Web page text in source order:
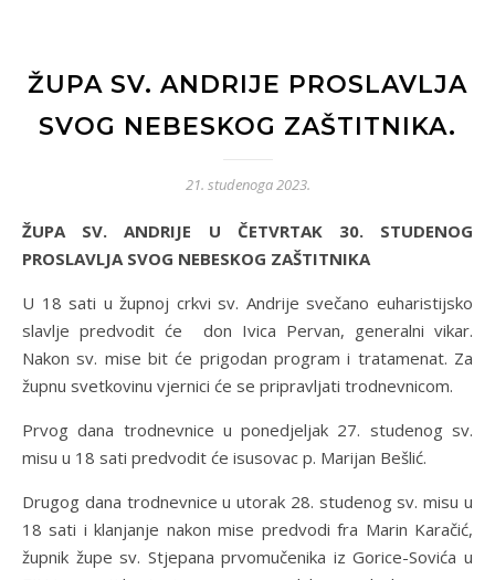
ŽUPA SV. ANDRIJE PROSLAVLJA
SVOG NEBESKOG ZAŠTITNIKA.
21. studenoga 2023.
ŽUPA SV. ANDRIJE U ČETVRTAK 30. STUDENOG
PROSLAVLJA SVOG NEBESKOG ZAŠTITNIKA
U 18 sati u župnoj crkvi sv. Andrije svečano euharistijsko
slavlje predvodit će don Ivica Pervan, generalni vikar.
Nakon sv. mise bit će prigodan program i tratamenat. Za
župnu svetkovinu vjernici će se pripravljati trodnevnicom.
Prvog dana trodnevnice u ponedjeljak 27. studenog sv.
misu u 18 sati predvodit će isusovac p. Marijan Bešlić.
Drugog dana trodnevnice u utorak 28. studenog sv. misu u
18 sati i klanjanje nakon mise predvodi fra Marin Karačić,
župnik župe sv. Stjepana prvomučenika iz Gorice-Sovića u